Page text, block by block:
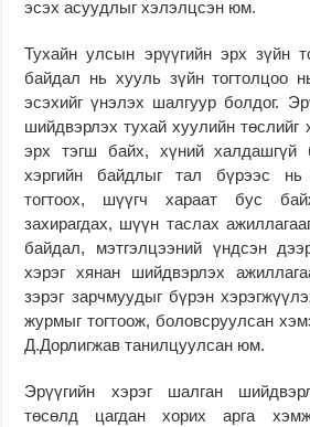
эсэх асуудлыг хэлэлцсэн юм.
Тухайн улсын эрүүгийн эрх зүйн
байдал нь хууль зүйн тогтолцоо
эсэхийг үнэлэх шалгуур болдог.
шийдвэрлэх тухай хуулийн
эрх тэгш байх, хүний халдашгүй
хэргийн байдлыг тал бүрээс нь
тогтоох, шүүгч хараат бус
захирагдах, шүүн таслах
байдал, мэтгэлцээний үндсэн
хэрэг хянан шийдвэрлэх
зэрэг зарчмуудыг бүрэн
журмыг тогтоож, боловсруулсан
Д.Дорлигжав танилцуулсан юм.
Эрүүгийн хэрэг шалган
төсөлд цагдан хорих арга